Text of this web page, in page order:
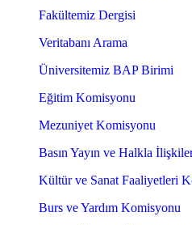
Fakültemiz Dergisi
Veritabanı Arama
Üniversitemiz BAP Birimi
Eğitim Komisyonu
Mezuniyet Komisyonu
Basın Yayın ve Halkla
Kültür ve Sanat Faaliyetleri
Burs ve Yardım Komisyonu